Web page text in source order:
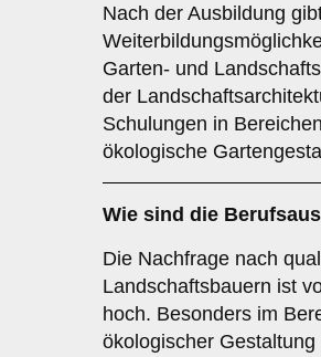
Nach der Ausbildung
Garten- und
der
Schulungen in
ökologische
Wie sind die
Die Nachfrage nach
Landschaftsbauern ist
hoch. Besonders im
ökologischer